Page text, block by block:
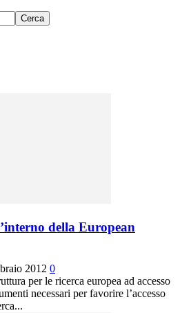
della European
2012 0
per le ricerca europea ad accesso
necessari per favorire l’accesso